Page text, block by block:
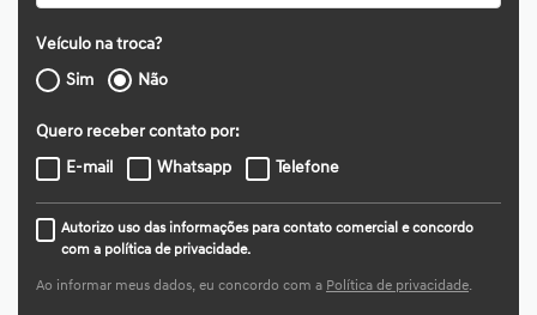
Veículo na troca?
Sim
Não
Quero receber contato por:
E-mail
Whatsapp Telefone
Autorizo uso das informações para contato comercial e concordo
com a política de privacidade.
Ao informar meus dados, eu concordo com a Política de privacidade.